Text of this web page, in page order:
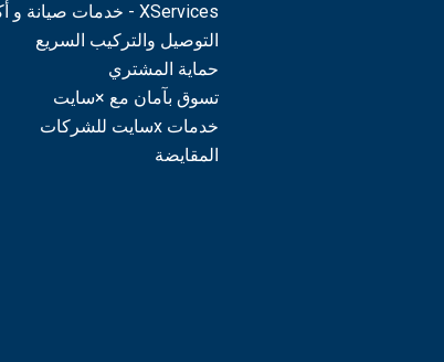
XServices - خدمات صيانة و أكثر!
التوصيل والتركيب السريع
حماية المشتري
تسوق بآمان مع ×سايت
خدمات xسايت للشركات
المقايضة